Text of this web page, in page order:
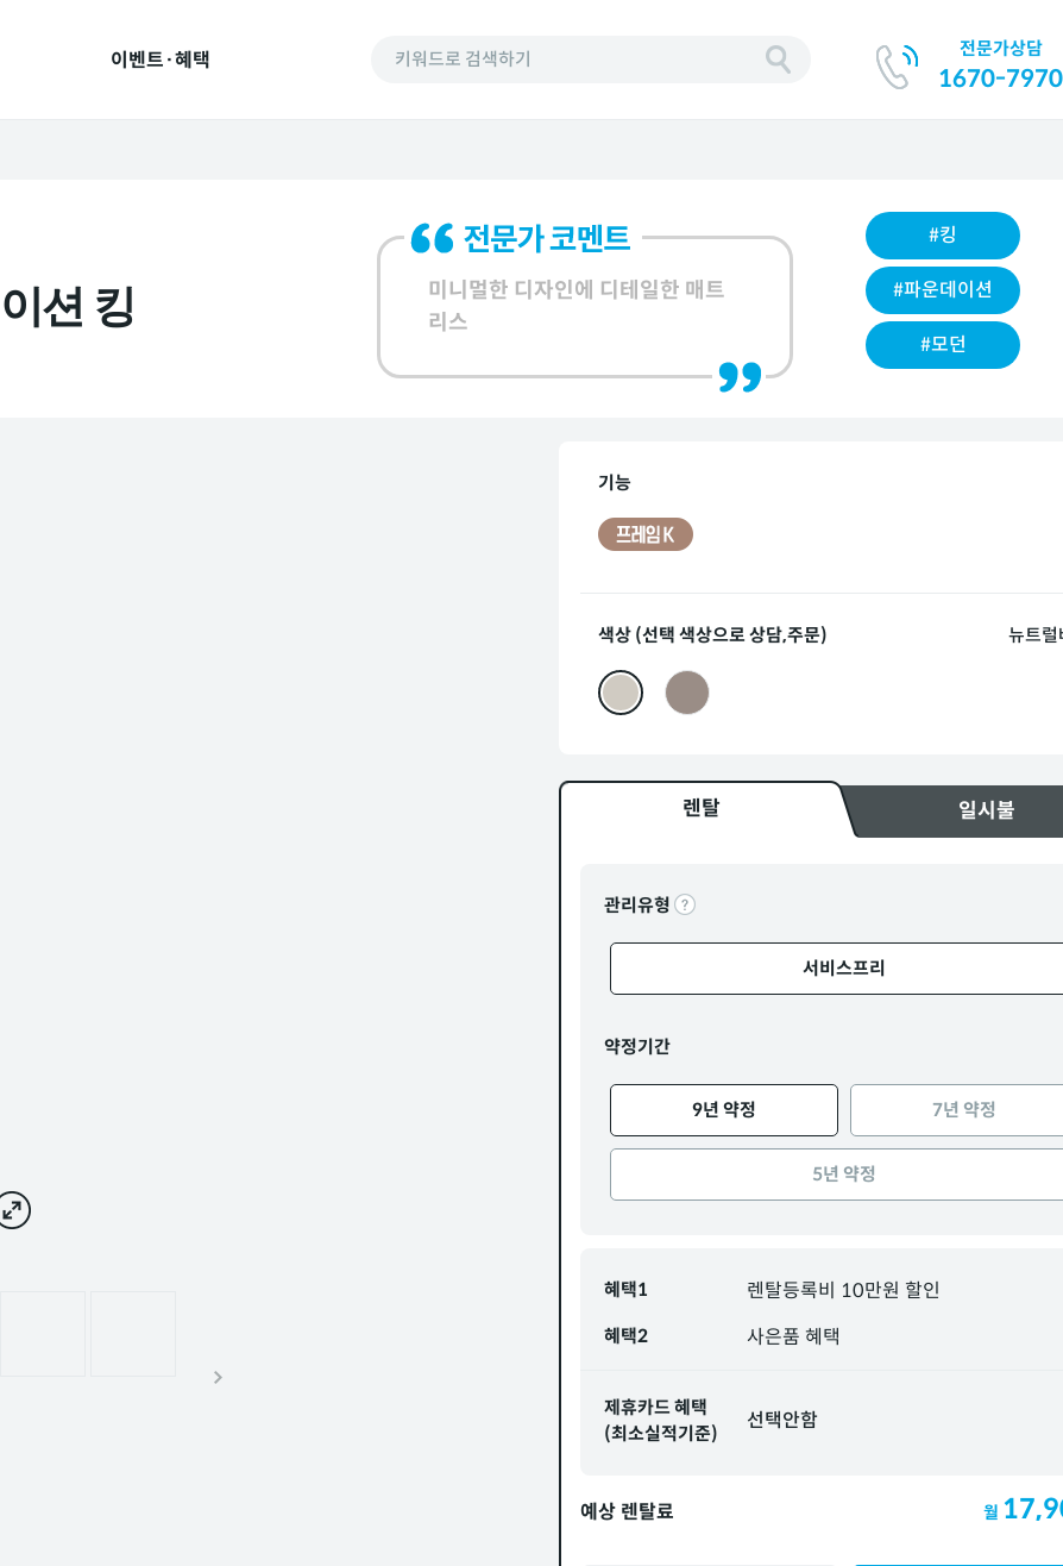
이벤트·혜택 키워드로 검색하기 전문가상담
1670-7970
션 킹
미니멀한 디자인에 디테일한 매트
리스
#킹
#파운데이션
#모던
기능
색상 (선택 색상으로 상담,주문) 뉴트럴
렌탈 일시불
관리유형
서비스프리
약정기간
9년 약정 7년 약정
5년 약정
혜택1 렌탈등록비 10만원 할인
혜택2 사은품 혜택
제휴카드 혜택
(최소실적기준)
선택안함
예상 렌탈료 월